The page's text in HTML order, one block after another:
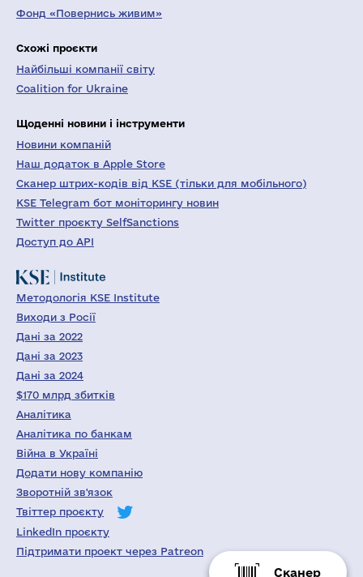
Сканер
Фонд «Повернись живим»
Схожі проєкти
Найбільші компанії світу
Coalition for Ukraine
Щоденні новини і інструменти
Новини компаній
Наш додаток в Apple Store
Сканер штрих-кодів від KSE (тільки для мобільного)
KSE Telegram бот моніторингу новин
Twitter проєкту SelfSanctions
Доступ до API
Методологія KSE Institute
Виходи з Росії
Дані за 2022
Дані за 2023
Дані за 2024
$170 млрд збитків
Аналітика
Аналітика по банкам
Війна в Україні
Додати нову компанію
Зворотній зв'язок
Твіттер проєкту
LinkedIn проєкту
Підтримати проект через Patreon